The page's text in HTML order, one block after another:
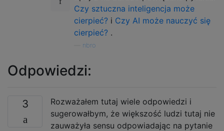
Czy sztuczna inteligencja może
cierpieć? i Czy AI może nauczyć się
cierpieć? .
nbro
Odpowiedzi:
3
Rozważałem tutaj wiele odpowiedzi i
sugerowałbym, że większość ludzi tutaj nie
zauważyła sensu odpowiadając na pytanie